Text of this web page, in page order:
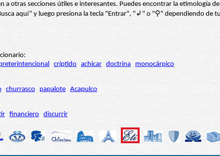
a otras secciones útiles e interesantes. Puedes encontrar la etimología
aquí” y luego presiona la tecla "Entrar", "↲" o "⚲" dependiendo
críptido achicar doctrina monocárpico
churrasco papalote Acapulco
financiero discurrir